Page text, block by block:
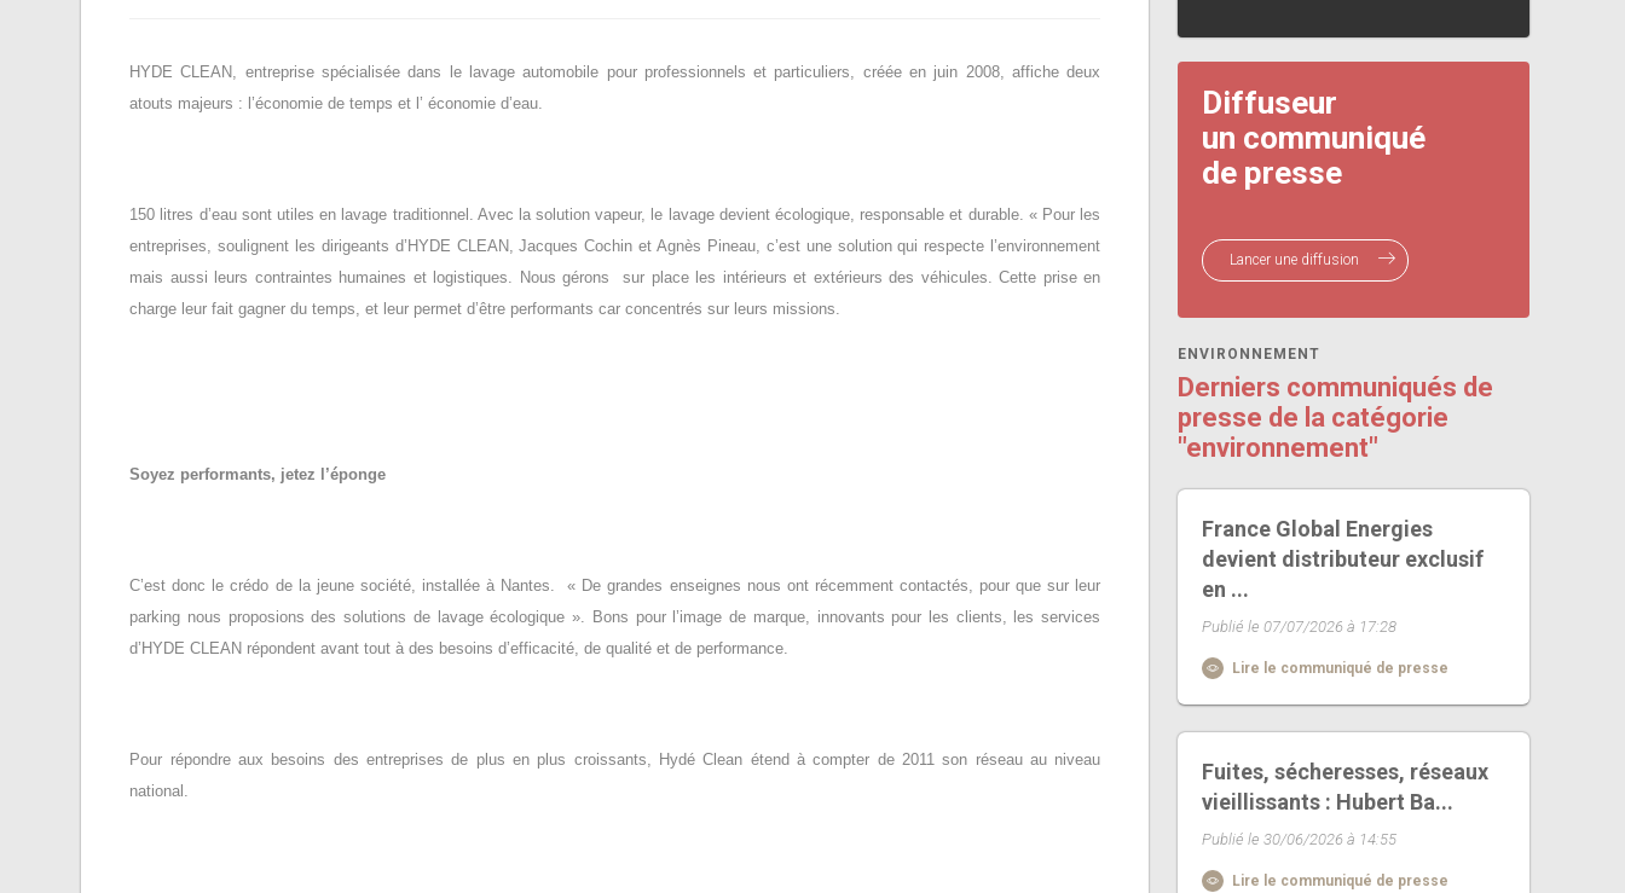
HYDE CLEAN, entreprise spécialisée dans le lavage automobile pour professionnels et particuliers, créée en juin 2008, affiche deux
atouts majeurs : l’économie de temps et l’ économie d’eau.
150 litres d’eau sont utiles en lavage traditionnel. Avec la solution vapeur, le lavage devient écologique, responsable et durable. « Pour les
entreprises, soulignent les dirigeants d’HYDE CLEAN, Jacques Cochin et Agnès Pineau, c’est une solution qui respecte l’environnement
mais aussi leurs contraintes humaines et logistiques. Nous gérons sur place les intérieurs et extérieurs des véhicules. Cette prise en
charge leur fait gagner du temps, et leur permet d’être performants car concentrés sur leurs missions.
Soyez performants, jetez l’éponge
C’est donc le crédo de la jeune société, installée à Nantes. « De grandes enseignes nous ont récemment contactés, pour que sur leur
parking nous proposions des solutions de lavage écologique ». Bons pour l’image de marque, innovants pour les clients, les services
d’HYDE CLEAN répondent avant tout à des besoins d’efficacité, de qualité et de performance.
Pour répondre aux besoins des entreprises de plus en plus croissants, Hydé Clean étend à compter de 2011 son réseau au niveau
national.
Diffuseur
un communiqué
de presse
Lancer une diffusion
ENVIRONNEMENT
Derniers communiqués de
presse de la catégorie
"environnement"
France Global Energies
devient distributeur exclusif
en ...
Publié le 07/07/2026 à 17:28
Lire le communiqué de presse
Fuites, sécheresses, réseaux
vieillissants : Hubert Ba...
Publié le 30/06/2026 à 14:55
Lire le communiqué de presse